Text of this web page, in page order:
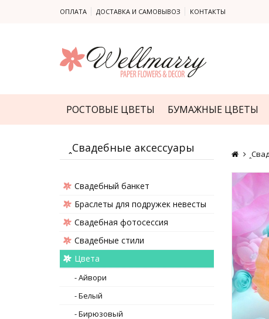
ОПЛАТА ДОСТАВКА И САМОВЫВОЗ КОНТАКТЫ
РОСТОВЫЕ ЦВЕТЫ БУМАЖНЫЕ ЦВЕТЫ
ꞈСвадебные аксессуары
Cвадебный банкет
Браслеты для подружек невесты
Свадебная фотосессия
Свадебные стили
Цвета
- Айвори
- Белый
- Бирюзовый